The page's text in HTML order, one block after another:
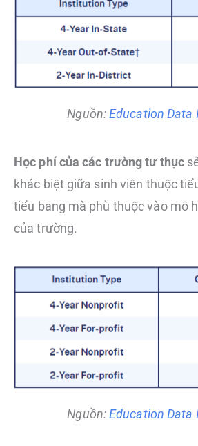
Nguồn:Education Data
Học phí của các trường tư thục
khác biệt giữa sinh viên thuộc
tiểu bang mà phù thuộc vào mô
của trường.
Nguồn:Education Data